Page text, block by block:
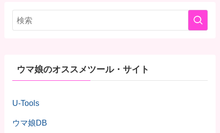
ウマ娘のオススメツール・サイト
U-Tools
ウマ娘DB